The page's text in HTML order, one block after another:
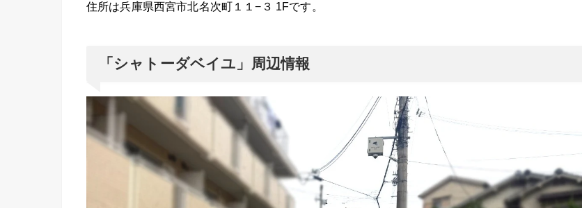
住所は兵庫県西宮市北名次町１１−３ 1Fです。
「シャトーダベイユ」周辺情報